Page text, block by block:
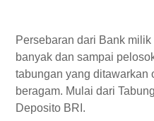
Persebaran dari Bank
banyak dan sampai
tabungan yang ditawarkan
beragam. Mulai dari
Deposito BRI.